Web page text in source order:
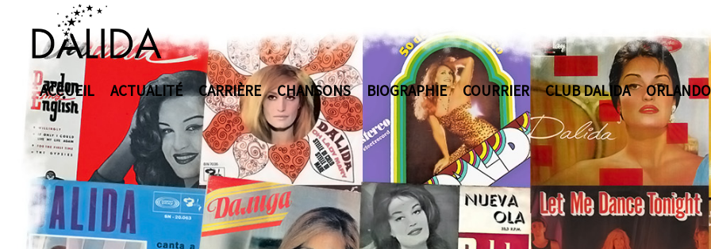
ACCUEIL ACTUALITÉ CARRIÈRE CHANSONS BIOGRAPHIE COURRIER CLUB DALIDA ORLANDO